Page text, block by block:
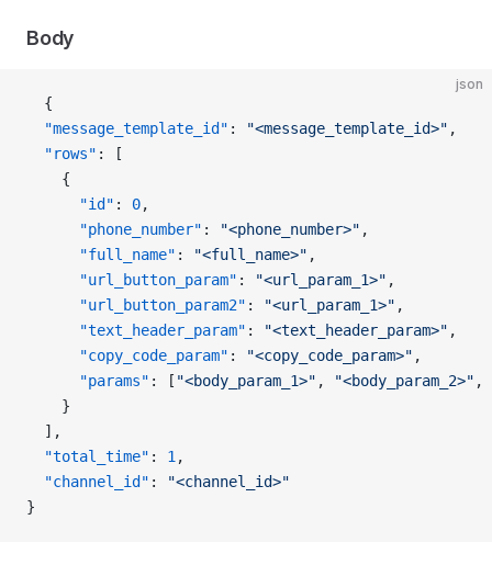
Body
json
  {
  "message_template_id"
: "<message_template_id>" ,
  "rows"
: [
    {
      "id"
: 0,
      "phone_number"
: "<phone_number>" ,
      "full_name"
: "<full_name>" ,
      "url_button_param"
: "<url_param_1>" ,
      "url_button_param2"
: "<url_param_1>" ,
      "text_header_param"
: "<text_header_param>" ,
      "copy_code_param"
: "<copy_code_param>" ,
      "params"
: [ "<body_param_1>" , "<body_param_2>" ,
    }
  ],
  "total_time"
: 1 ,
  "channel_id"
:
"<channel_id>"
}